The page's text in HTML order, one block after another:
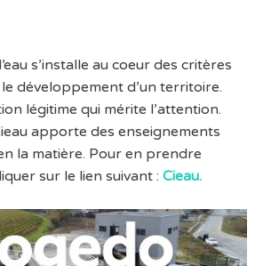
s’installe au coeur des critères
développement d’un territoire.
légitime qui mérite l’attention.
apporte des enseignements
la matière. Pour en prendre
sur le lien suivant : Cieau.